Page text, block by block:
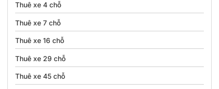
Thuê xe 4 chỗ
Thuê xe 7 chỗ
Thuê xe 16 chỗ
Thuê xe 29 chỗ
Thuê xe 45 chỗ